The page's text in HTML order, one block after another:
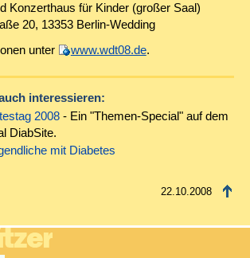
Konzerthaus für Kinder (großer Saal)
20, 13353 Berlin-Wedding
unter
www.wdt08.de.
interessieren:
2008- Ein "Themen-Special" auf dem
DiabSite.
mit Diabetes
22.10.2008